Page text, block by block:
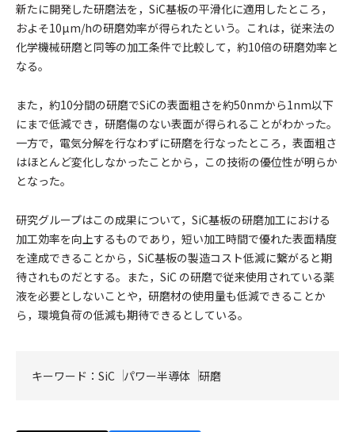
新たに開発した研磨法を，SiC基板の平滑化に適用したところ，
およそ10µm/hの研磨効率が得られたという。これは，従来法の
化学機械研磨と同等の加工条件で比較して，約10倍の研磨効率と
なる。
また，約10分間の研磨でSiCの表面粗さを約50nmから1nm以下
にまで低減でき，研磨傷のない表面が得られることがわかった。
一方で，電気分解を行なわずに研磨を行なったところ，表面粗さ
はほとんど変化しなかったことから，この技術の優位性が明らか
となった。
研究グループはこの成果について，SiC基板の研磨加工における
加工効率を向上するものであり，短い加工時間で優れた表面精度
を達成できることから，SiC基板の製造コスト低減に繋がると期
待されものだとする。また，SiC の研磨で従来使用されている薬
液を必要としないことや，研磨材の使用量も低減できることか
ら，環境負荷の低減も期待できるとしている。
キーワード： SiC パワー半導体 研磨